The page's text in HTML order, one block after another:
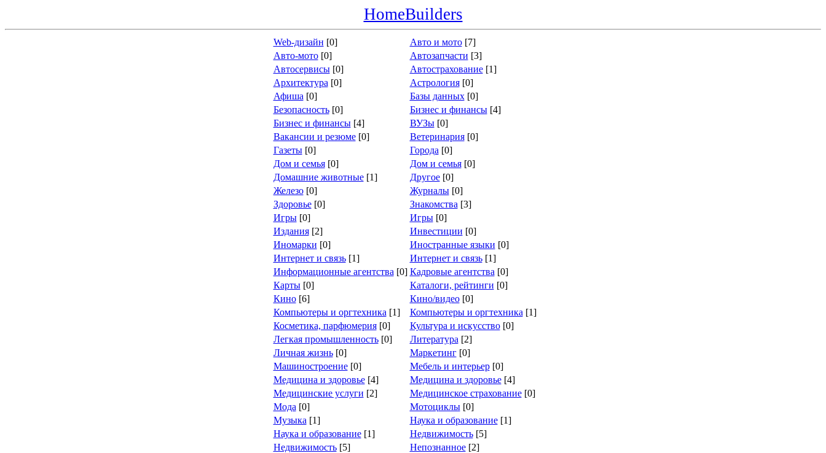
HomeBuilders
Web-дизайн [0] Авто и мото[7]
Авто-мото[0] Автозапчасти [3]
Автосервисы[0] Автострахование[1]
Архитектура [0] Астрология[0]
Афиша [0] Базы данных[0]
Безопасность[0] Бизнес и финансы[4]
Бизнес и финансы[4] ВУЗы[0]
Вакансии и резюме[0] Ветеринария[0]
Газеты[0] Города [0]
Дом и семья[0] Дом и семья[0]
Домашние животные[1] Другое[0]
Железо[0] Журналы[0]
Здоровье[0] Знакомства [3]
Игры[0] Игры[0]
Издания[2] Инвестиции [0]
Иномарки [0] Иностранные языки [0]
Интернет и связь[1] Интернет и связь[1]
Информационные агентства [0] Кадровые агентства [0]
Карты[0] Каталоги, рейтинги [0]
Кино[6] Кино/видео[0]
Компьютеры и оргтехника [1] Компьютеры и оргтехника [1]
Косметика, парфюмерия[0] Культура и искусство[0]
Легкая промышленность[0] Литература [2]
Личная жизнь[0] Маркетинг[0]
Машиностроение[0] Мебель и интерьер[0]
Медицина и здоровье[4] Медицина и здоровье[4]
Медицинские услуги [2] Медицинское страхование[0]
Мода [0] Мотоциклы[0]
Музыка [1] Наука и образование[1]
Наука и образование[1] Недвижимость[5]
Недвижимость[5] Непознанное[2]